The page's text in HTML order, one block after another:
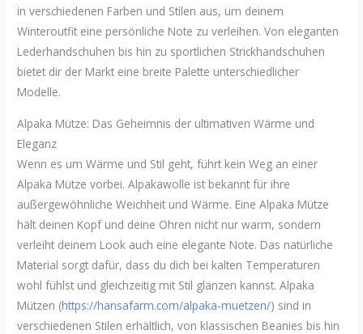
in verschiedenen Farben und Stilen aus, um deinem
Winteroutfit eine persönliche Note zu verleihen. Von eleganten
Lederhandschuhen bis hin zu sportlichen Strickhandschuhen
bietet dir der Markt eine breite Palette unterschiedlicher
Modelle.
Alpaka Mütze: Das Geheimnis der ultimativen Wärme und
Eleganz
Wenn es um Wärme und Stil geht, führt kein Weg an einer
Alpaka Mütze vorbei. Alpakawolle ist bekannt für ihre
außergewöhnliche Weichheit und Wärme. Eine Alpaka Mütze
hält deinen Kopf und deine Ohren nicht nur warm, sondern
verleiht deinem Look auch eine elegante Note. Das natürliche
Material sorgt dafür, dass du dich bei kalten Temperaturen
wohl fühlst und gleichzeitig mit Stil glänzen kannst. Alpaka
Mützen (https://hansafarm.com/alpaka-muetzen/) sind in
verschiedenen Stilen erhältlich, von klassischen Beanies bis hin